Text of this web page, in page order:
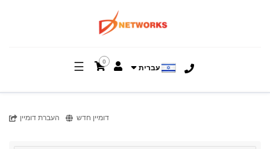
עברית
0
☰
דומיין חדש העברת דומיין